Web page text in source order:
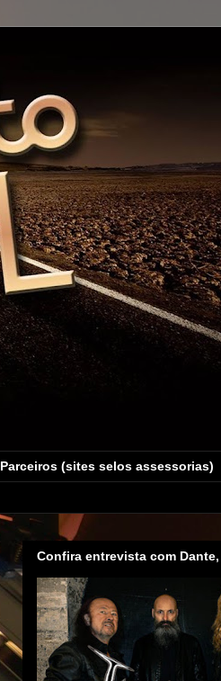
Parceiros (sites selos assessorias)
Confira entrevista com Dante,